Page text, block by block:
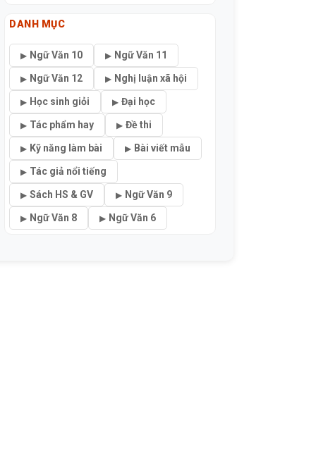
DANH MỤC
Ngữ Văn 10 Ngữ Văn 11
Ngữ Văn 12 Nghị luận xã hội
Học sinh giỏi Đại học
Tác phẩm hay Đề thi
Kỹ năng làm bài Bài viết mẫu
Tác giả nổi tiếng
Sách HS & GV Ngữ Văn 9
Ngữ Văn 8 Ngữ Văn 6